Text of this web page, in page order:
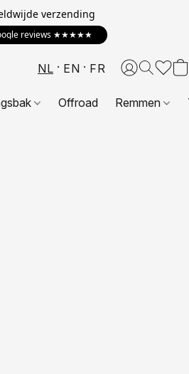
verzending
reviews ★★★★★
NL EN FR
Offroad Remmen